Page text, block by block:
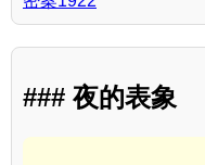
### 夜的表象